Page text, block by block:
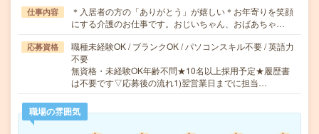
仕事内容
＊入居者の方の「ありがとう」が嬉しい＊お年寄りを笑顔
にする介護のお仕事です。おじいちゃん、おばあちゃ…
応募資格
職種未経験OK / ブランクOK / パソコンスキル不要 / 英語力
不要
無資格・未経験OK年齢不問★10名以上採用予定★履歴書
は不要です▽応募後の流れ1)翌営業日までに担当…
職場の雰囲気